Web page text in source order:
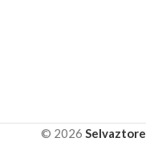
© 2026 Selvaztore